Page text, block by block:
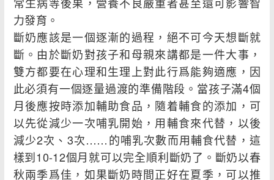
力發育。
斷奶應該是一個逐漸的過程，絕不可今天想斷就
斷。由於斷奶對孩子和母親來講都是一件大事，
雙方都要在心理和生理上對此行爲能夠適應，因
此必須有一個逐量過渡的準備階段。當孩子滿4個
月後應按時添加輔助食品，隨着輔食的添加，可
以先從減少一次哺乳開始，用輔食來代替，以後
減少2次、3次……的哺乳次數而用輔食代替，這
樣到10-12個月就可以完全順利斷奶了。斷奶以春
秋兩季爲佳，如果斷奶時間正好在夏季，可以推